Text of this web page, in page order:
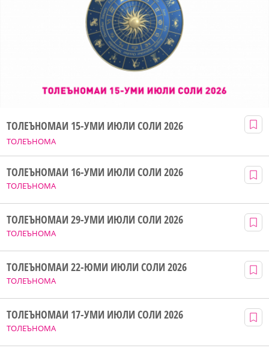
ТОЛЕЪНОМА
ТОЛЕЪНОМАИ 15-УМИ ИЮЛИ СОЛИ 2026
ТОЛЕЪНОМА
ТОЛЕЪНОМАИ 16-УМИ ИЮЛИ СОЛИ 2026
ТОЛЕЪНОМА
ТОЛЕЪНОМАИ 29-УМИ ИЮЛИ СОЛИ 2026
ТОЛЕЪНОМА
ТОЛЕЪНОМАИ 22-ЮМИ ИЮЛИ СОЛИ 2026
ТОЛЕЪНОМА
ТОЛЕЪНОМАИ 17-УМИ ИЮЛИ СОЛИ 2026